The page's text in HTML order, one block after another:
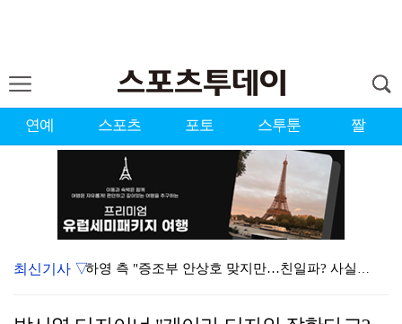
연예 스포츠 포토 스투툰 짤
하영 측 "증조부 안상호 맞지만…친일파? 사실무근" […
최신기사 ▽